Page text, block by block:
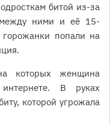
битой из-за
между ними и её 15-
горожанки попали на
которых женщина
В руках
которой угрожала